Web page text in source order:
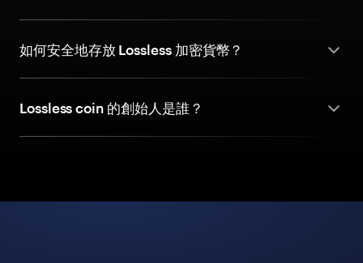
如何安全地存放 Lossless 加密貨幣？
Lossless coin 的創始人是誰？